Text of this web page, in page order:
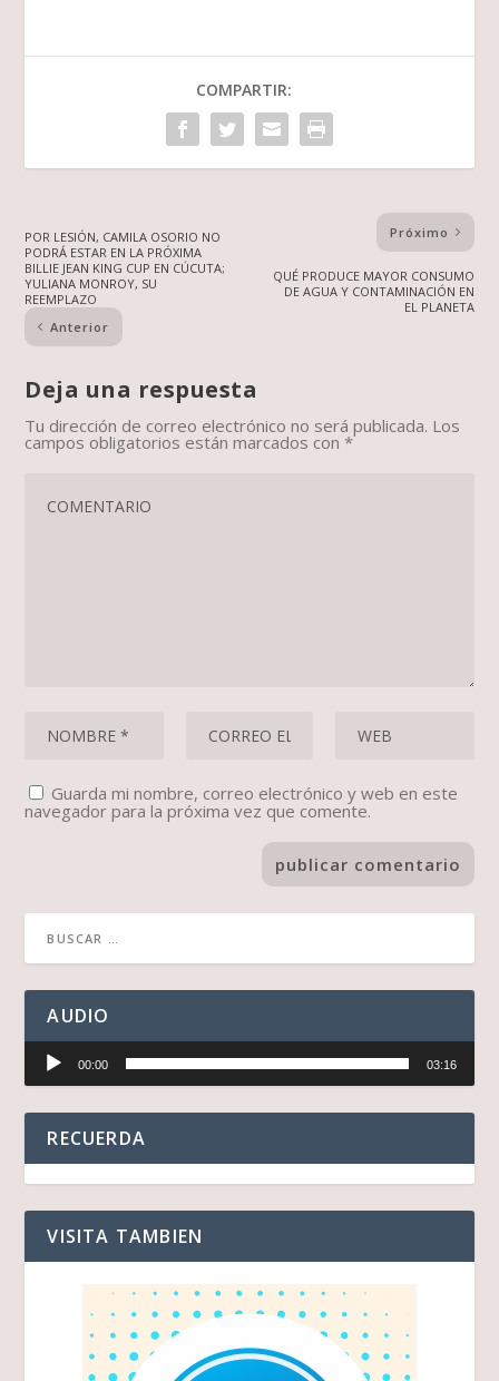
COMPARTIR:
POR LESIÓN, CAMILA OSORIO NO
PODRÁ ESTAR EN LA PRÓXIMA
BILLIE JEAN KING CUP EN CÚCUTA;
YULIANA MONROY, SU
REEMPLAZO
Anterior
Próximo
QUÉ PRODUCE MAYOR CONSUMO
DE AGUA Y CONTAMINACIÓN EN
EL PLANETA
Deja una respuesta
Tu dirección de correo electrónico no será publicada. Los
campos obligatorios están marcados con*
Guarda mi nombre, correo electrónico y web en este
navegador para la próxima vez que comente.
AUDIO
audio
00:00 03:16
RECUERDA
VISITA TAMBIEN